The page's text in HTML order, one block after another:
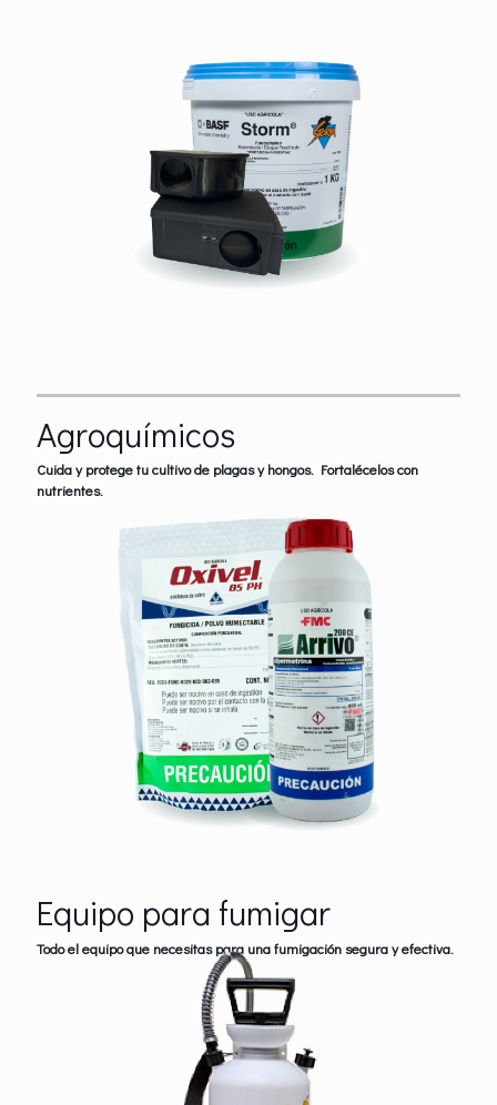
Agroquímicos
Cuida y protege tu cultivo de plagas y hongos. Fortalécelos con
nutrientes.
Equipo para fumigar
Todo el equipo que necesitas para una fumigación segura y efectiva.